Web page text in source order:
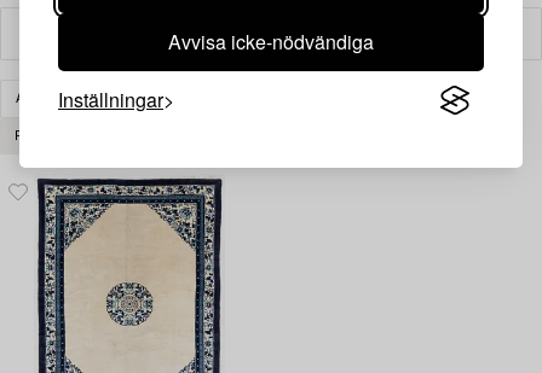
Avvisa icke-nödvändiga
Inställningar
Filter
ASIATISK KERAMIK & KONSTHANTVERK
RENSA ALLA